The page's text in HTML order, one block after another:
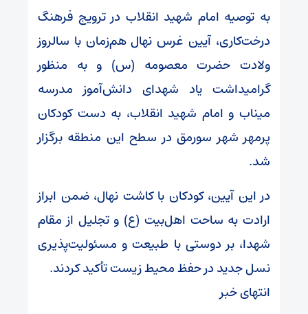
به توصیه امام شهید انقلاب در ترویج فرهنگ
درخت‌کاری، آیین غرس نهال هم‌زمان با سالروز
ولادت حضرت معصومه (س) و به منظور
گرامیداشت یاد شهدای دانش‌آموز مدرسه
میناب و امام شهید انقلاب، به دست کودکان
پرمهر شهر سورمق در سطح این منطقه برگزار
شد.
در این آیین، کودکان با کاشت نهال، ضمن ابراز
ارادت به ساحت اهل‌بیت (ع) و تجلیل از مقام
شهدا، بر دوستی با طبیعت و مسئولیت‌پذیری
نسل جدید در حفظ محیط زیست تأکید کردند.
انتهای خبر